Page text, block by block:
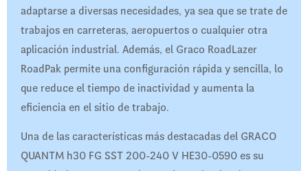
adaptarse a diversas necesidades, ya sea que se trate de
trabajos en carreteras, aeropuertos o cualquier otra
aplicación industrial. Además, el Graco RoadLazer
RoadPak permite una configuración rápida y sencilla, lo
que reduce el tiempo de inactividad y aumenta la
eficiencia en el sitio de trabajo.
Una de las características más destacadas del GRACO
QUANTM h30 FG SST 200-240 V HE30-0590 es su